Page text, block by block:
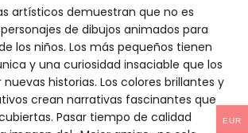
100€
artísticos demuestran que no es
de dibujos animados para
los niños. Los más pequeños tienen
y una curiosidad insaciable que los
historias. Los colores brillantes y
crean narrativas fascinantes que
Pasar tiempo de calidad
EUR